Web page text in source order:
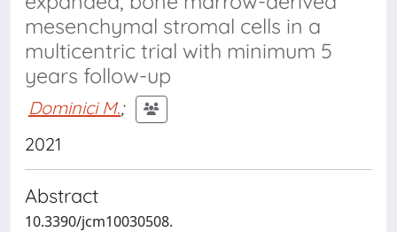
mesenchymal stromal cells in a
multicentric trial with minimum 5
years follow-up
Dominici M.;
2021
Abstract
10.3390/jcm10030508.